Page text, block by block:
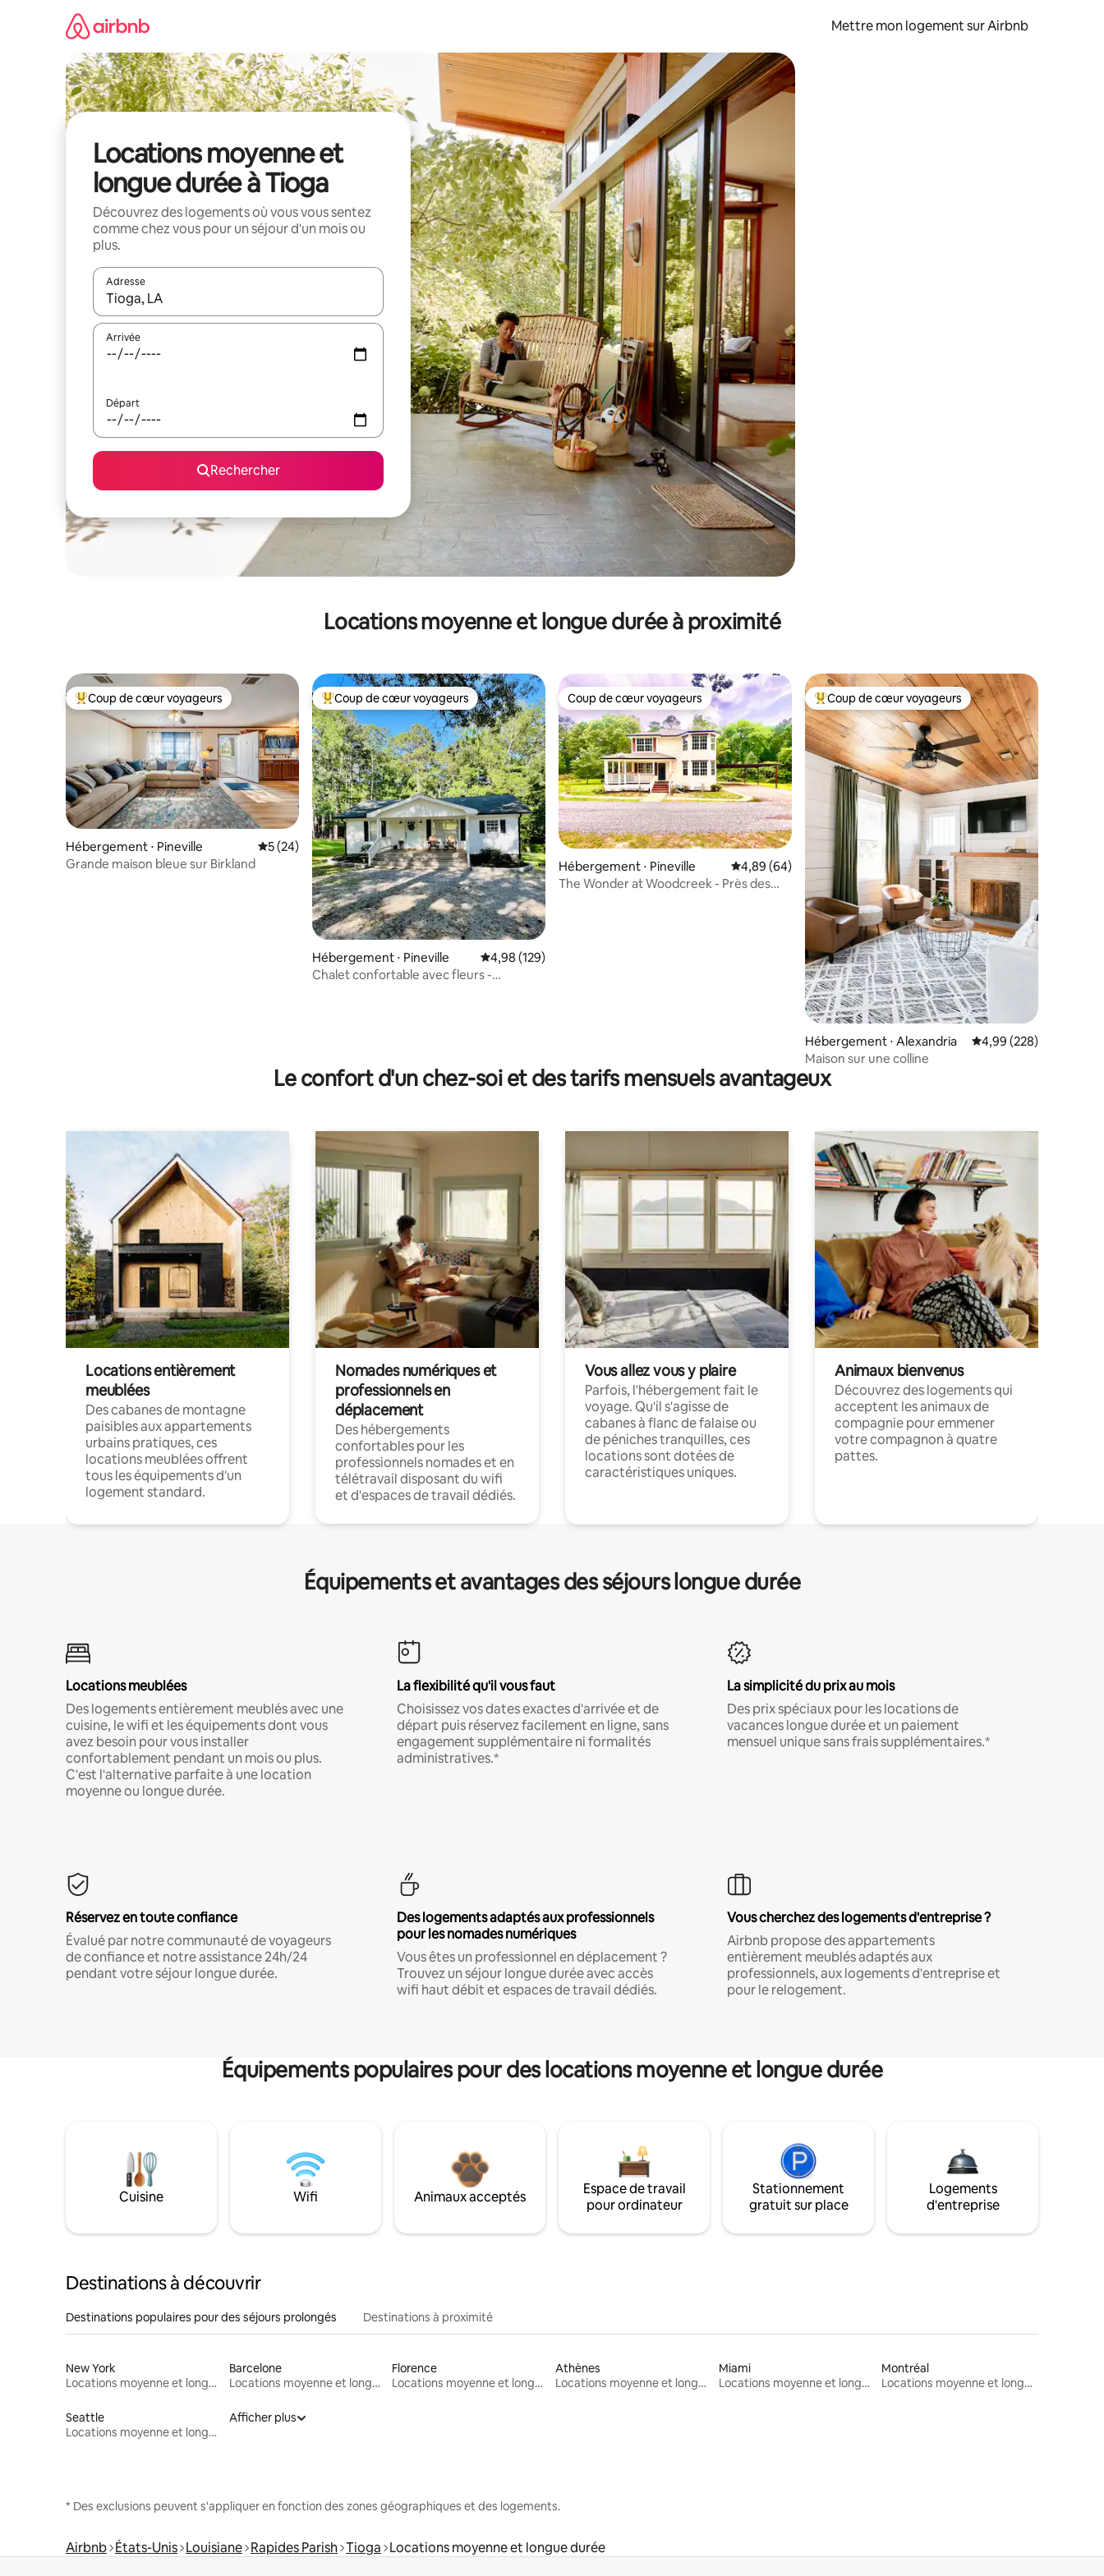
Mettre mon logement sur Airbnb
Locations moyenne et
longue durée à Tioga
Découvrez des logements où vous vous sentez
comme chez vous pour un séjour d'un mois ou
plus.
Adresse
Lorsque les résultats s'affichent, utilisez les flèches vers le haut et vers le bas pour les parcourir ou en appuyant et en faisant glisser.
Arrivée
Départ
Rechercher
Locations moyenne et longue durée à proximité
Coups de cœur voyageurs les plus appréciés
Coup de cœur voyageurs
Hébergement ⋅ Pineville Évaluation moyenne sur la base de 24 commentaires : 5 sur 5
5 (24)
Grande maison bleue sur Birkland
Coups de cœur voyageurs les plus appréciés
Coup de cœur voyageurs
Hébergement ⋅ Pineville Évaluation moyenne sur la base de 129 commentaires : 4,98 sur 5
4,98 (129)
Chalet confortable avec fleurs -
Coup de cœur voyageurs
Coup de cœur voyageurs
Hébergement ⋅ Pineville Évaluation moyenne sur la base de 64 commentaires : 4,89 sur 5
4,89 (64)
The Wonder at Woodcreek - Près des
Coups de cœur voyageurs les plus appréciés
Coup de cœur voyageurs
Hébergement ⋅ Alexandria Évaluation moyenne
4,99 (228)
Maison sur une colline
Le confort d'un chez-soi et des tarifs mensuels avantageux
Locations entièrement
meublées
Des cabanes de montagne
paisibles aux appartements
urbains pratiques, ces
locations meublées offrent
tous les équipements d'un
logement standard.
Nomades numériques et
professionnels en
déplacement
Des hébergements
confortables pour les
professionnels nomades et en
télétravail disposant du wifi
et d'espaces de travail dédiés.
Vous allez vous y plaire
Parfois, l'hébergement fait le
voyage. Qu'il s'agisse de
cabanes à flanc de falaise ou
de péniches tranquilles, ces
locations sont dotées de
caractéristiques uniques.
Animaux bienvenus
Découvrez des logements qui
acceptent les animaux de
compagnie pour emmener
votre compagnon à quatre
pattes.
Équipements et avantages des séjours longue durée
Locations meublées
Des logements entièrement meublés avec une
cuisine, le wifi et les équipements dont vous
avez besoin pour vous installer
confortablement pendant un mois ou plus.
C'est l'alternative parfaite à une location
moyenne ou longue durée.
La flexibilité qu'il vous faut
Choisissez vos dates exactes d'arrivée et de
départ puis réservez facilement en ligne, sans
engagement supplémentaire ni formalités
administratives.*
La simplicité du prix au mois
Des prix spéciaux pour les locations de
vacances longue durée et un paiement
mensuel unique sans frais supplémentaires.*
Réservez en toute confiance
Évalué par notre communauté de voyageurs
de confiance et notre assistance 24h/24
pendant votre séjour longue durée.
Des logements adaptés aux professionnels
pour les nomades numériques
Vous êtes un professionnel en déplacement ?
Trouvez un séjour longue durée avec accès
wifi haut débit et espaces de travail dédiés.
Vous cherchez des logements d'entreprise ?
Airbnb propose des appartements
entièrement meublés adaptés aux
professionnels, aux logements d'entreprise et
pour le relogement.
Équipements populaires pour des locations moyenne et longue durée
Cuisine Wifi Animaux acceptés
Espace de travail
pour ordinateur
Stationnement
gratuit sur place
Logements
d'entreprise
Destinations à découvrir
Destinations populaires pour des séjours prolongés Destinations à proximité
New York
Locations moyenne et longue durée
Barcelone
Locations moyenne et longue durée
Florence
Locations moyenne et longue durée
Athènes
Locations moyenne et longue durée
Miami
Locations moyenne et longue durée
Montréal
Locations moyenne et longue durée
Seattle
Locations moyenne et longue durée
Afficher plus
* Des exclusions peuvent s'appliquer en fonction des zones géographiques et des logements.
Airbnb États-Unis Louisiane Rapides Parish Tioga Locations moyenne et longue durée